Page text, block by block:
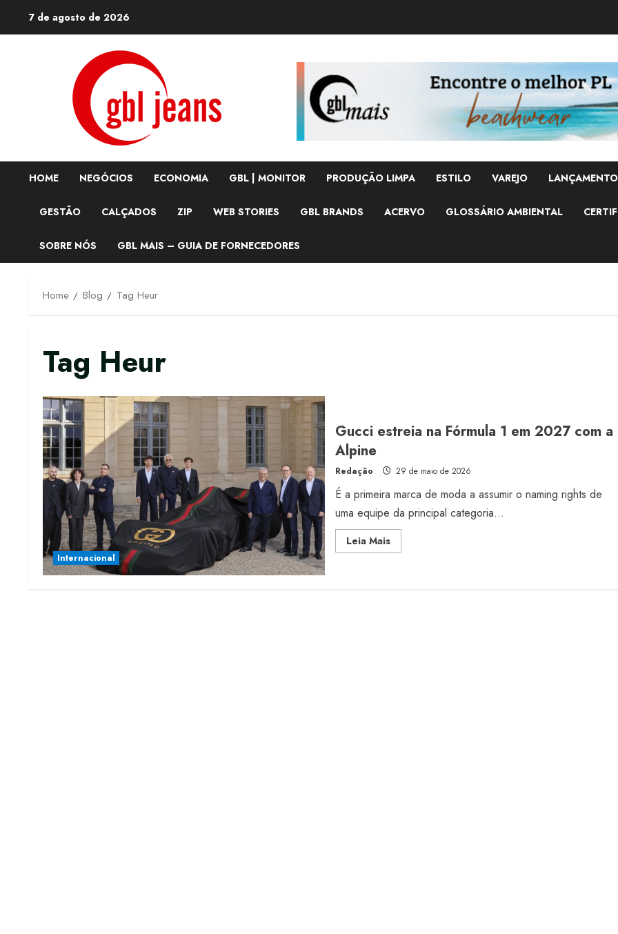
7 de agosto de 2026
HOME NEGÓCIOS ECONOMIA GBL | MONITOR PRODUÇÃO LIMPA ESTILO VAREJO
GESTÃO CALÇADOS ZIP WEB STORIES GBL BRANDS ACERVO GLOSSÁRIO AMBIENTAL
SOBRE NÓS GBL MAIS – GUIA DE FORNECEDORES
Home Blog Tag Heur
Tag Heur
Internacional
Gucci estreia na Fórmula 1 em 2027 com a
Alpine
Redação 29 de maio de 2026
É a primeira marca de moda a assumir o naming rights de
uma equipe da principal categoria...
Leia MaisRead
more